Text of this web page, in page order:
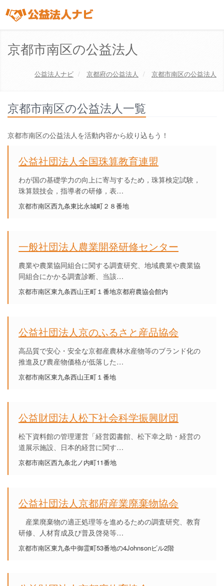
京都市南区の公益法人
公益法人ナビ 京都府の公益法人 京都市南区の公益法人
京都市南区の公益法人一覧
京都市南区の公益法人を活動内容から絞り込もう！
公益社団法人全国珠算教育連盟
わが国の基礎学力の向上に寄与するため，珠算検定試験，
珠算競技会，指導者の研修，表…
京都市南区西九条東比永城町２８番地
一般社団法人農業開発研修センター
農業や農業協同組合に関する調査研究、地域農業や農業協
同組合にかかる調査診断、当該…
京都市南区東九条西山王町１番地京都府農協会館内
公益社団法人京のふるさと産品協会
高品質で安心・安全な京都産農林水産物等のブランド化の
推進及び農産物価格が低落した…
京都市南区東九条西山王町１番地
公益財団法人松下社会科学振興財団
松下資料館の管理運営「経営図書館、松下幸之助・経営の
道展示施設、日本的経営に関す…
京都市南区西九条北ノ内町11番地
公益社団法人京都府産業廃棄物協会
産業廃棄物の適正処理等を進めるための調査研究、教育
研修、人材育成及び普及啓発等…
京都市南区東九条中御霊町53番地の4Johnsonビル2階